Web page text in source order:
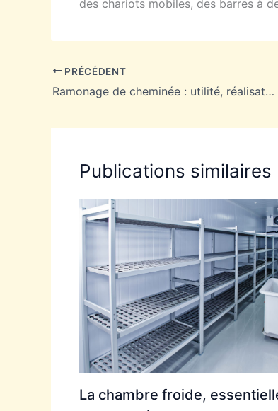
des chariots mobiles, des barres à
PRÉCÉDENT
Ramonage de cheminée : utilité, réalisation et prix
Publications similaires
La chambre froide,